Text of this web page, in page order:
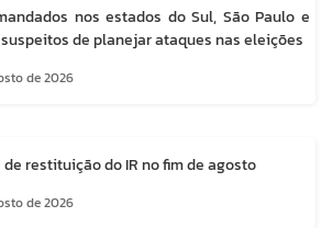
nos estados do Sul, São Paulo e
de planejar ataques nas eleições
de 2026
restituição do IR no fim de agosto
de 2026